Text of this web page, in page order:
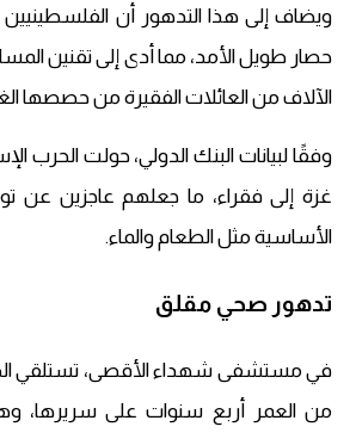
ويضاف إلى هذا التدهور أن
حصار طويل الأمد، مما أدى إلى تقنين
الآلاف من العائلات الفقيرة من حصصها
وفقًا لبيانات البنك الدولي، حولت الحرب
غزة إلى فقراء، ما جعلهم عاجزين عن
الأساسية مثل الطعام والماء.
تدهور صحي مقلق
في مستشفى شهداء الأقصى، تستلقي
من العمر أربع سنوات على سريرها،